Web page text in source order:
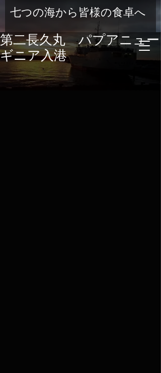
七つの海から皆様の食卓へ
第二長久丸 パプアニュー
ギニア入港